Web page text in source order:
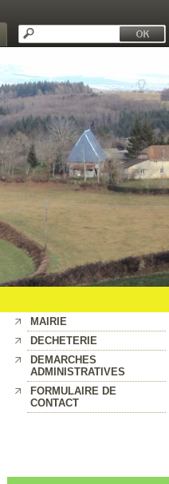
MAIRIE
DECHETERIE
DEMARCHES
ADMINISTRATIVES
FORMULAIRE DE
CONTACT